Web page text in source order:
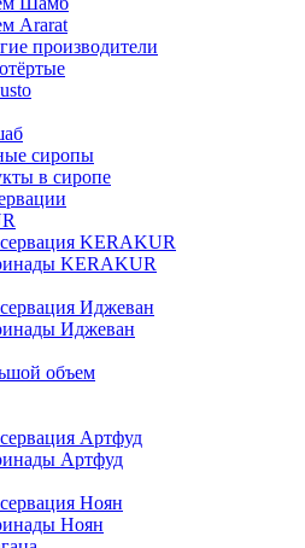
Ararat
производители
сиропы
в сиропе
KERAKUR
KERAKUR
Иджеван
Иджеван
объем
Артфуд
Артфуд
Ноян
Ноян